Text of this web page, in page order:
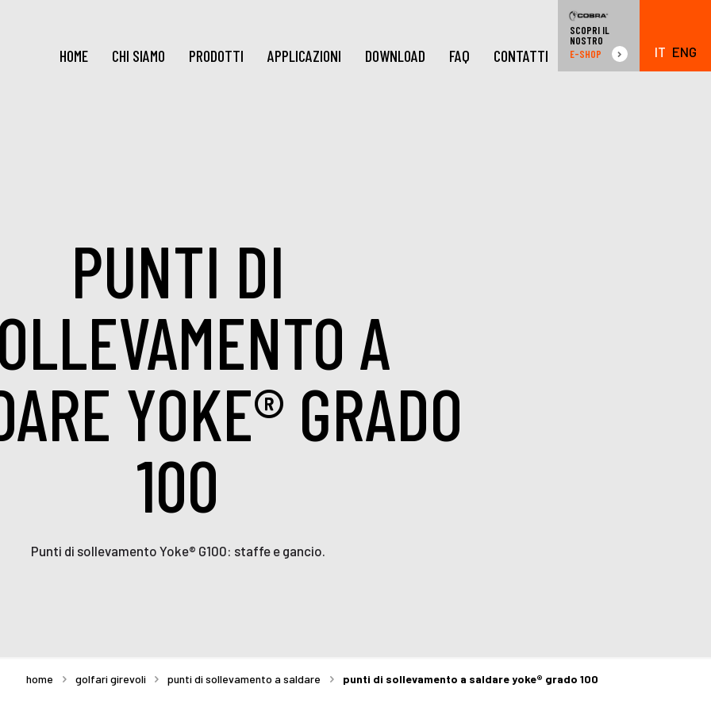
HOME CHI SIAMO PRODOTTI APPLICAZIONI DOWNLOAD FAQ CONTATTI
SCOPRI IL
NOSTRO
E-SHOP
IT ENG
PUNTI DI
A
YOKE® GRADO
100
Punti di sollevamento Yoke® G100: staffe e gancio.
home golfari girevoli punti di sollevamento a saldare punti di sollevamento a saldare yoke® grado 100